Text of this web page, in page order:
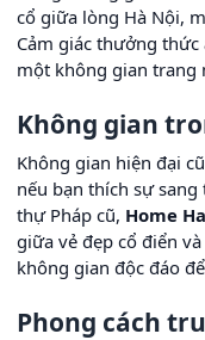
cổ giữa lòng Hà Nội,
Cảm giác thưởng
một không gian trang
Không gian
Không gian hiện đại
nếu bạn thích sự
thự Pháp cũ, Home
giữa vẻ đẹp cổ điển
không gian độc đáo
Phong cách